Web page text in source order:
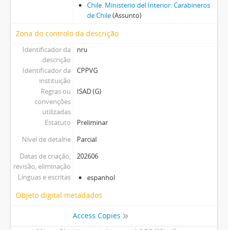
Chile. Ministerio del Interior. Carabineros
de Chile(Assunto)
Zona do controlo da descrição
Identificador da
descrição
nru
Identificador da
instituição
CPPVG
Regras ou
convenções
utilizadas
ISAD (G)
Estatuto
Preliminar
Nível de detalhe
Parcial
Datas de criação,
revisão, eliminação
202606
Línguas e escritas espanhol
Objeto digital metadados
Access Copies